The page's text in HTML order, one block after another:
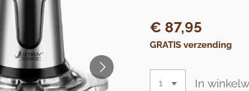
€ 87,95
GRATIS verzending
In